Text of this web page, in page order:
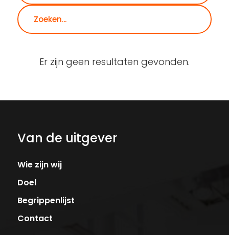
Er zijn geen resultaten gevonden.
Van de uitgever
Wie zijn wij
Doel
Begrippenlijst
Contact